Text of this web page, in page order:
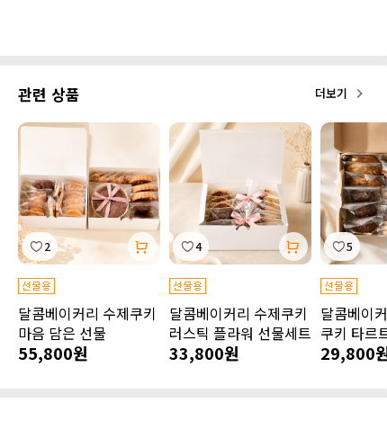
관련 상품 더보기
2
달콤베이커리 수제쿠키
마음 담은 선물
55,800원
4
달콤베이커리 수제쿠키
러스틱 플라워 선물세트
33,800원
5
달콤베이
쿠키 타르
29,800원